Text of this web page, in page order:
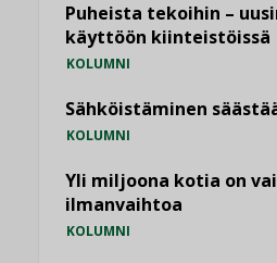
Puheista tekoihin –
käyttöön kiinteistöissä
KOLUMNI
Sähköistäminen
KOLUMNI
Yli miljoona kotia on
ilmanvaihtoa
KOLUMNI